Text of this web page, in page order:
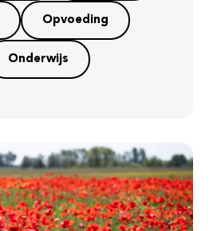
Opvoeding
Onderwijs